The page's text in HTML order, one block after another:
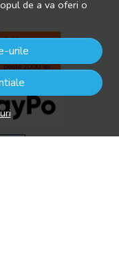
de a va oferi o
urile